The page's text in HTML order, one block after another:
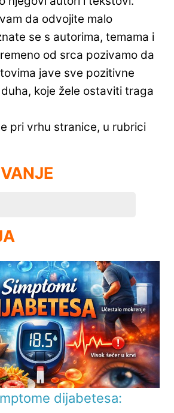
da odvojite malo
se s autorima, temama i
od srca pozivamo da
jave sve pozitivne
koje žele ostaviti traga
pri vrhu stranice, u rubrici
dijabetesa: